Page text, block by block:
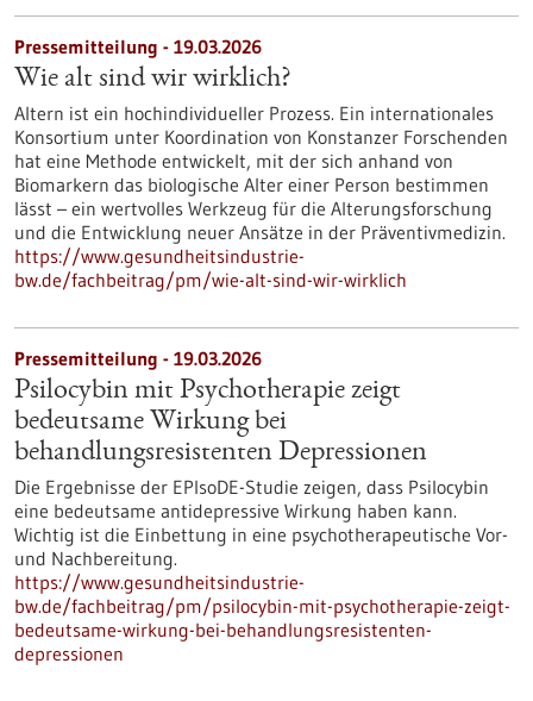
Pressemitteilung - 19.03.2026
Wie alt sind wir wirklich?
Altern ist ein hochindividueller Prozess. Ein internationales
Konsortium unter Koordination von Konstanzer Forschenden
hat eine Methode entwickelt, mit der sich anhand von
Biomarkern das biologische Alter einer Person bestimmen
lässt – ein wertvolles Werkzeug für die Alterungsforschung
und die Entwicklung neuer Ansätze in der Präventivmedizin.
https://www.gesundheitsindustrie-
bw.de/fachbeitrag/pm/wie-alt-sind-wir-wirklich
Pressemitteilung - 19.03.2026
Psilocybin mit Psychotherapie zeigt
bedeutsame Wirkung bei
behandlungsresistenten Depressionen
Die Ergebnisse der EPIsoDE-Studie zeigen, dass Psilocybin
eine bedeutsame antidepressive Wirkung haben kann.
Wichtig ist die Einbettung in eine psychotherapeutische Vor-
und Nachbereitung.
https://www.gesundheitsindustrie-
bw.de/fachbeitrag/pm/psilocybin-mit-psychotherapie-zeigt-
bedeutsame-wirkung-bei-behandlungsresistenten-
depressionen